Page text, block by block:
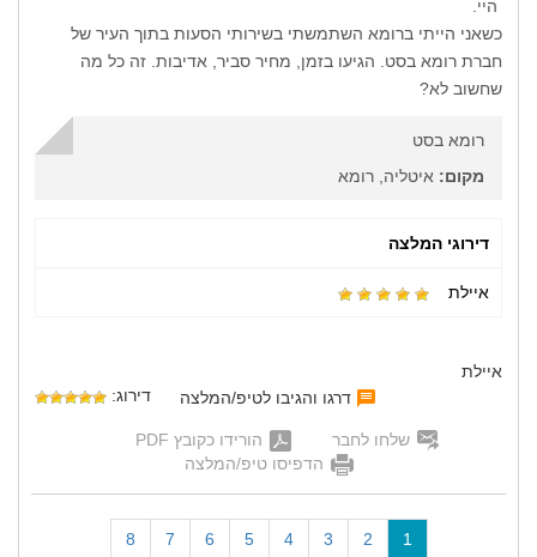
היי.
כשאני הייתי ברומא השתמשתי בשירותי הסעות בתוך העיר של
חברת רומא בסט. הגיעו בזמן, מחיר סביר, אדיבות. זה כל מה
שחשוב לא?
רומא בסט
מקום: איטליה, רומא
דירוגי המלצה
איילת
איילת
דרגו והגיבו לטיפ/המלצה
דירוג:
שלחו לחבר
הורידו כקובץ PDF
הדפיסו טיפ/המלצה
1
2
3
4
5
6
7
8